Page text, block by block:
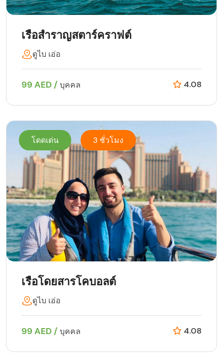
เรือสำราญสตาร์คราฟต์
ดูไบ เอ่อ
99 AED / บุคคล 4.08
โดดเด่น 3 ชั่วโมง
เรือโดยสารโคบอลต์
ดูไบ เอ่อ
99 AED / บุคคล 4.08